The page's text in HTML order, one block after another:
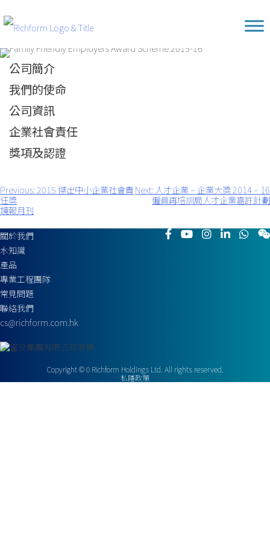
to
content
公司簡介
我們的使命
公司資訊
企業社會責任
獎項及認證
文
章
導
覽
Previous:2015 傑出中小企業社會責
任獎
鏡報月刊
Next: 人才企業 – 企業大獎 2014 – 16
僱員再培訓局人才企業嘉許計劃
關於我們
水知識
產品
專業工程團隊
常見問題
聯絡我們
cs@richform.com.hk
Copyright ©0Richform Holdings Ltd. All rights reserved.
私隱政策